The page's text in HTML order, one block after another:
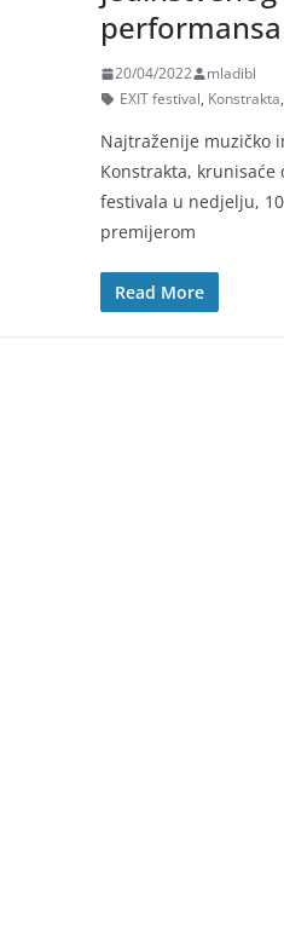
performansa
20/04/2022
mladibl
EXIT festival, Konstrakta,
Najtraženije muzičko
Konstrakta, krunisaće
festivala u nedjelju,
premijerom
Read More